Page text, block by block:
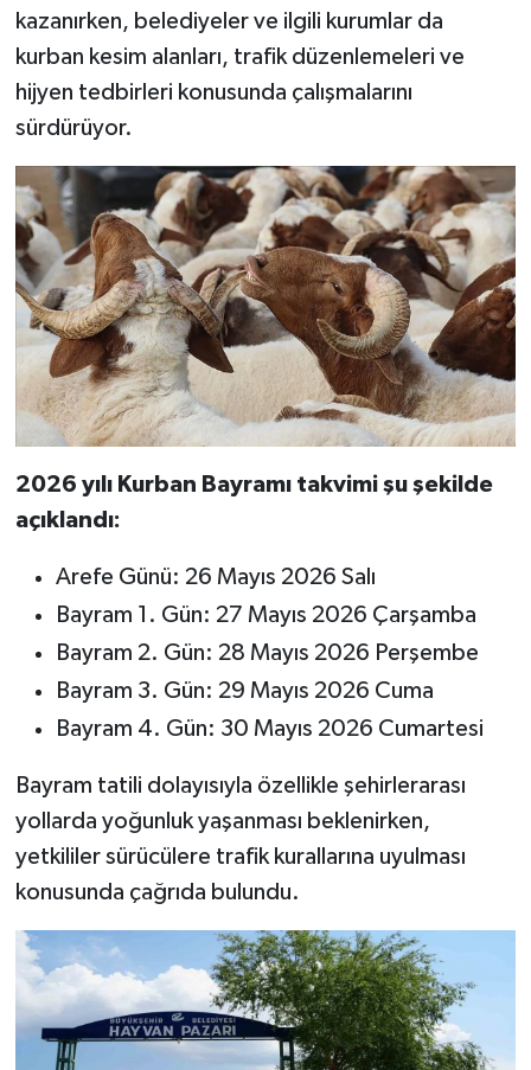
kazanırken, belediyeler ve ilgili kurumlar da
kurban kesim alanları, trafik düzenlemeleri ve
hijyen tedbirleri konusunda çalışmalarını
sürdürüyor.
2026 yılı Kurban Bayramı takvimi şu şekilde
açıklandı:
Arefe Günü: 26 Mayıs 2026 Salı
Bayram 1. Gün: 27 Mayıs 2026 Çarşamba
Bayram 2. Gün: 28 Mayıs 2026 Perşembe
Bayram 3. Gün: 29 Mayıs 2026 Cuma
Bayram 4. Gün: 30 Mayıs 2026 Cumartesi
Bayram tatili dolayısıyla özellikle şehirlerarası
yollarda yoğunluk yaşanması beklenirken,
yetkililer sürücülere trafik kurallarına uyulması
konusunda çağrıda bulundu.